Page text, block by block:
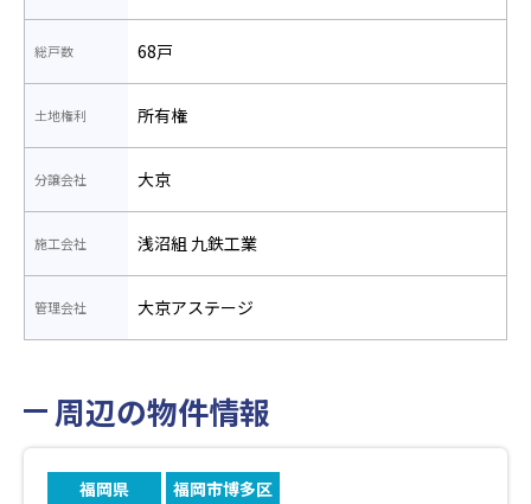
総戸数 68戸
土地権利 所有権
分譲会社 大京
施工会社 浅沼組 九鉄工業
管理会社 大京アステージ
周辺の物件情報
福岡県 福岡市博多区